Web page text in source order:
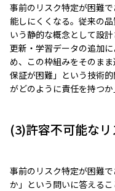
事前のリスク特定が困難
能しにくくなる。従来の
いう静的な概念として設
更新・学習データの追加
め、この枠組みをそのま
保証が困難」という技術
がどのように責任を持つ
(3)許容不可能な
事前のリスク特定が困難
か」という問いに答えるこ